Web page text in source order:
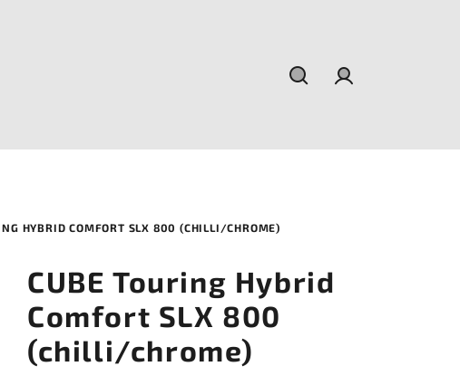
HYBRID COMFORT SLX 800 (CHILLI/CHROME)
CUBE Touring Hybrid
Comfort SLX 800
(chilli/chrome)